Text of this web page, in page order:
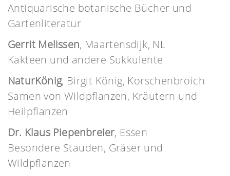
Antiquarische botanische Bücher und
Gartenliteratur
Gerrit Melissen, Maartensdijk, NL
Kakteen und andere Sukkulente
NaturKönig, Birgit König, Korschenbroich
Samen von Wildpflanzen, Kräutern und
Heilpflanzen
Dr. Klaus Piepenbreier, Essen
Besondere Stauden, Gräser und
Wildpflanzen